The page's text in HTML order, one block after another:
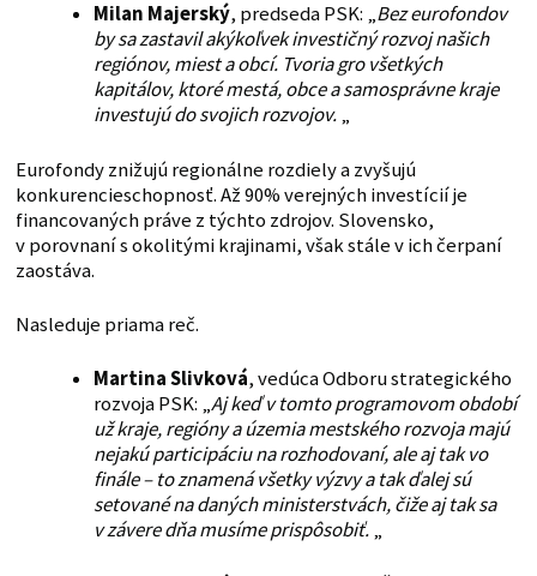
Milan Majerský, predseda PSK: „Bez eurofondov
by sa zastavil akýkoľvek investičný rozvoj našich
regiónov, miest a obcí. Tvoria gro všetkých
kapitálov, ktoré mestá, obce a samosprávne kraje
investujú do svojich rozvojov.„
Eurofondy znižujú regionálne rozdiely a zvyšujú
konkurencieschopnosť. Až 90% verejných investícií je
financovaných práve z týchto zdrojov. Slovensko,
v porovnaní s okolitými krajinami, však stále v ich čerpaní
zaostáva.
Nasleduje priama reč.
Martina Slivková, vedúca Odboru strategického
rozvoja PSK: „Aj keď v tomto programovom období
už kraje, regióny a územia mestského rozvoja majú
nejakú participáciu na rozhodovaní, ale aj tak vo
finále – to znamená všetky výzvy a tak ďalej sú
setované na daných ministerstvách, čiže aj tak sa
v závere dňa musíme prispôsobiť.„